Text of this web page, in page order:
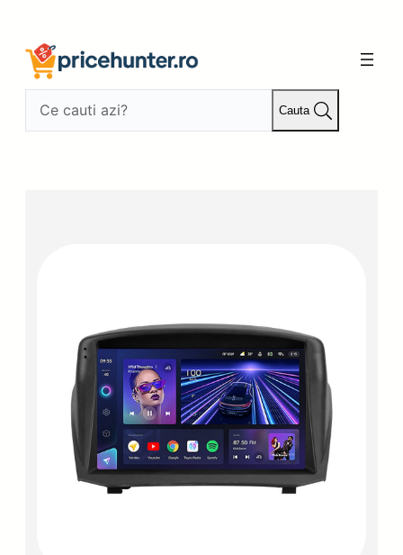
conținut
Cauta